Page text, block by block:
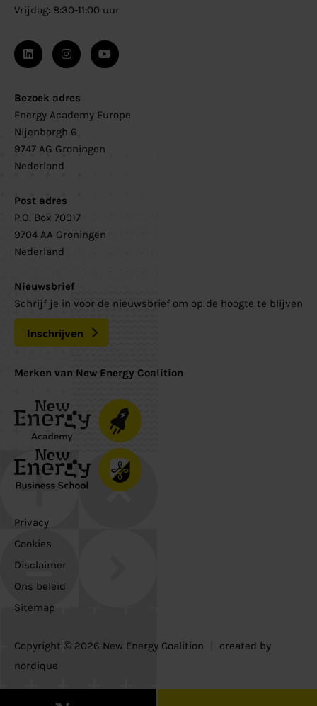
Vrijdag: 8:30-11:00 uur
Bezoek adres
Energy Academy Europe
Nijenborgh 6
9747 AG Groningen
Nederland
Post adres
P.O. Box 70017
9704 AA Groningen
Nederland
Nieuwsbrief
Schrijf je in voor de nieuwsbrief om op de hoogte te blijven
Inschrijven
Merken van New Energy Coalition
Copyright © 2026 New Energy Coalition
created by
nordique
Privacy
Cookies
Disclaimer
Ons beleid
Sitemap